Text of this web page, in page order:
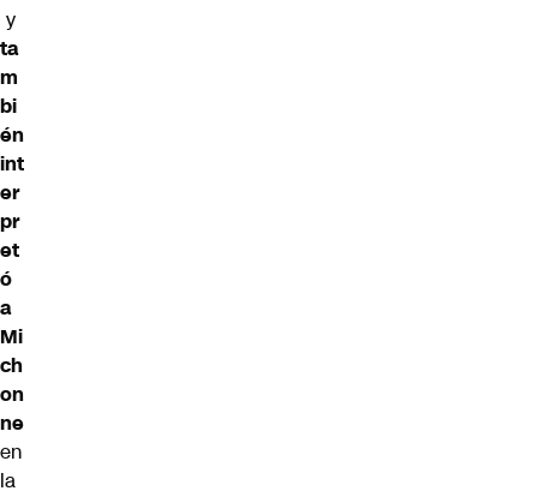
y
ta
m
bi
én
int
er
pr
et
ó
a
Mi
ch
on
ne
en
la